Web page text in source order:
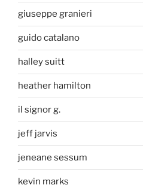
giuseppe granieri
guido catalano
halley suitt
heather hamilton
il signor g.
jeff jarvis
jeneane sessum
kevin marks